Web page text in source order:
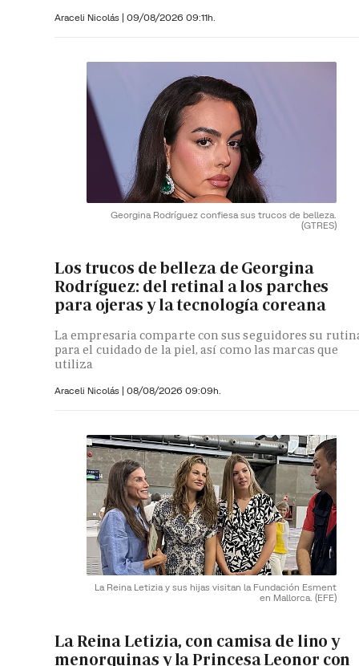
Araceli Nicolás | 09/08/2026 09:11h.
Georgina Rodríguez confiesa sus trucos de belleza.
(GTRES)
Los trucos de belleza de Georgina
Rodríguez: del retinal a los parches
para ojeras y la tecnología coreana
La empresaria comparte con sus seguidores su
para el cuidado de la piel, así como las marcas que
utiliza
Araceli Nicolás | 08/08/2026 09:09h.
La Reina Letizia y sus hijas visitan la Fundación Esment
en Mallorca. (EFE)
La Reina Letizia, con camisa de lino y
menorquinas y la Princesa Leonor con